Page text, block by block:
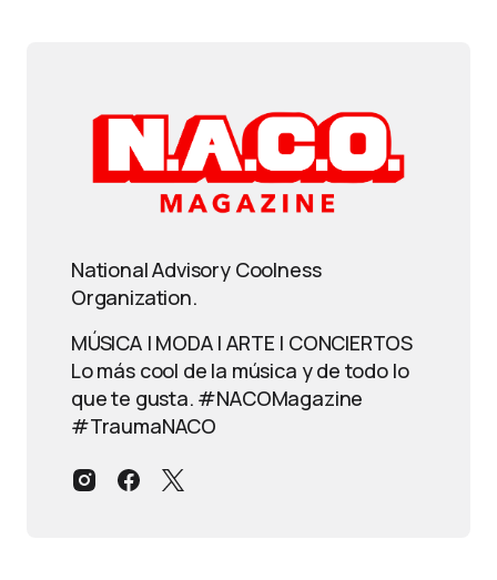
National Advisory Coolness
Organization.
MÚSICA | MODA | ARTE | CONCIERTOS
Lo más cool de la música y de todo lo
que te gusta. #NACOMagazine
#TraumaNACO